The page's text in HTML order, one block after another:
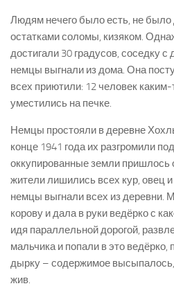
Людям нечего было есть, не было
остатками соломы, кизяком.
достигали 30 градусов, соседку
немцы выгнали из дома. Она
всех приютили: 12 человек
уместились на печке.
Немцы простояли в деревне
конце 1941 года их разгромили
оккупированные земли пришлось
жители лишились всех кур, овец
немцы выгнали всех из деревни.
корову и дала в руки ведёрко с
идя параллельной дорогой,
мальчика и попали в это
дырку – содержимое высыпалось,
жив.